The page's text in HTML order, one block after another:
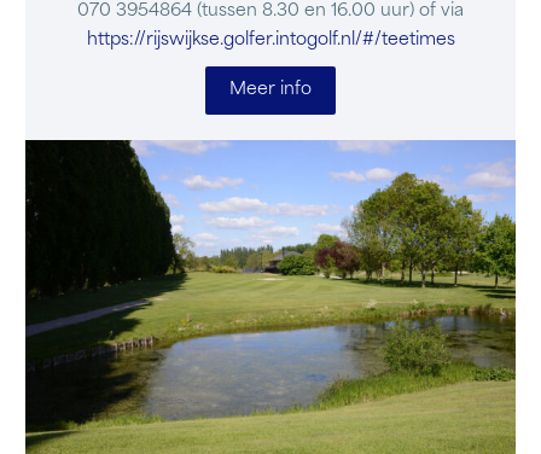
070 3954864 (tussen 8.30 en 16.00 uur) of via
https://rijswijkse.golfer.intogolf.nl/#/teetimes
Meer info